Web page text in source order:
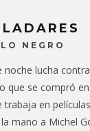
NEGRO
noche lucha
que se compró
en
mano a Michel